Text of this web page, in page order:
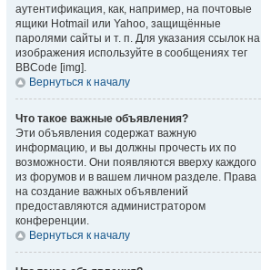
аутентификация, как, например, на почтовые
ящики Hotmail или Yahoo, защищённые
паролями сайты и т. п. Для указания ссылок на
изображения используйте в сообщениях тег
BBCode [img].
Вернуться к началу
Что такое важные объявления?
Эти объявления содержат важную
информацию, и вы должны прочесть их по
возможности. Они появляются вверху каждого
из форумов и в вашем личном разделе. Права
на создание важных объявлений
предоставляются администратором
конференции.
Вернуться к началу